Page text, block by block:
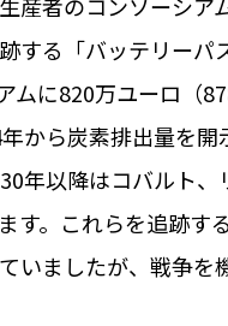
する「バッテリー
ムに820万ユーロ（
から炭素排出量を
年以降はコバルト
す。これらを追跡す
ましたが、戦争を